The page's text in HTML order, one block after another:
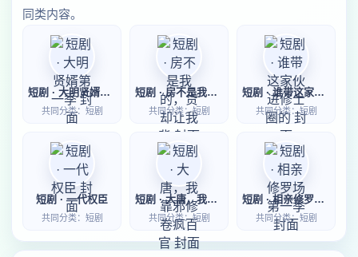
同类内容。
短剧 · 大明贤婿第一季
共同分类：短剧
短剧 · 房不是我的，贷却让我背
共同分类：短剧
短剧 · 谁带这家伙进修士圈的
共同分类：短剧
短剧 · 一代权臣
共同分类：短剧
短剧 · 大唐，我靠邪修卷疯百官
共同分类：短剧
短剧 · 相亲修罗场第一季
共同分类：短剧